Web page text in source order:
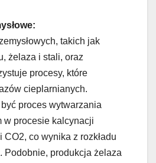
takich jak
żelaza i stali, oraz
procesy, które
cieplarnianych.
być proces wytwarzania
w procesie kalcynacji
co wynika z rozkładu
Podobnie, produkcja żelaza